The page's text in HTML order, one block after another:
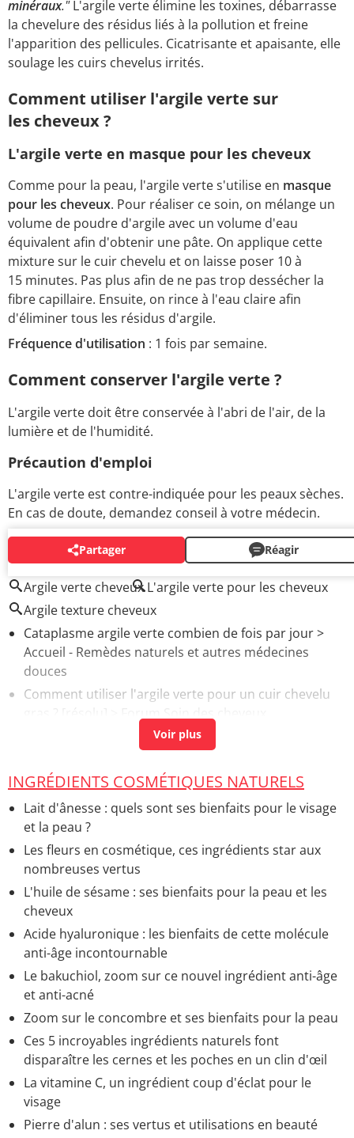
minéraux."L'argile verte élimine les toxines, débarrasse
la chevelure des résidus liés à la pollution et freine
l'apparition des pellicules. Cicatrisante et apaisante, elle
soulage les cuirs chevelus irrités.
Comment utiliser l'argile verte sur
les cheveux ?
L'argile verte en masque pour les cheveux
Comme pour la peau, l'argile verte s'utilise en masque
pour les cheveux. Pour réaliser ce soin, on mélange un
volume de poudre d'argile avec un volume d'eau
équivalent afin d'obtenir une pâte. On applique cette
mixture sur le cuir chevelu et on laisse poser 10 à
15 minutes. Pas plus afin de ne pas trop dessécher la
fibre capillaire. Ensuite, on rince à l'eau claire afin
d'éliminer tous les résidus d'argile.
Fréquence d'utilisation : 1 fois par semaine.
Comment conserver l'argile verte ?
L'argile verte doit être conservée à l'abri de l'air, de la
lumière et de l'humidité.
Précaution d'emploi
L'argile verte est contre-indiquée pour les peaux sèches.
En cas de doute, demandez conseil à votre médecin.
Partager Réagir
AUTOUR DU MÊME SUJET
Argile verte cheveux L'argile verte pour les cheveux
Argile texture cheveux
Cataplasme argile verte combien de fois par jour>
Accueil - Remèdes naturels et autres médecines
douces
Comment utiliser l'argile verte pour un cuir chevelu
Argile blanche bienfaits> Accueil - Ingrédients
cosmétiques naturels
Lissage brésilien : prix, durée, effets, entretien,
Cheveux gras : causes, remède naturel et solutions
efficaces
INGRÉDIENTS COSMÉTIQUES NATURELS
Lait d'ânesse : quels sont ses bienfaits pour le visage
et la peau ?
Les fleurs en cosmétique, ces ingrédients star aux
nombreuses vertus
L'huile de sésame : ses bienfaits pour la peau et les
cheveux
Acide hyaluronique : les bienfaits de cette molécule
anti-âge incontournable
Le bakuchiol, zoom sur ce nouvel ingrédient anti-âge
et anti-acné
Zoom sur le concombre et ses bienfaits pour la peau
Ces 5 incroyables ingrédients naturels font
disparaître les cernes et les poches en un clin d'œil
La vitamine C, un ingrédient coup d'éclat pour le
visage
Pierre d'alun : ses vertus et utilisations en beauté